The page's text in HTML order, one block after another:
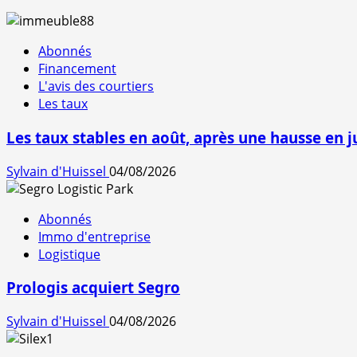
Abonnés
Financement
L'avis des courtiers
Les taux
Les taux stables en août, après une hausse en
Sylvain d'Huissel 04/08/2026
Abonnés
Immo d'entreprise
Logistique
Prologis acquiert Segro
Sylvain d'Huissel 04/08/2026